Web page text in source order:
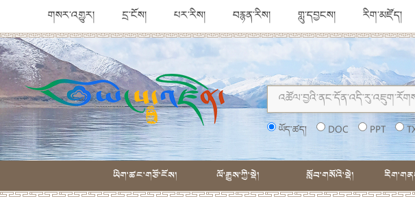
གསར་འགྱུར། དྲ་ངོས། པར་རིས། བརྙན་རིས། གླུ་དབྱངས། རིག་མཛོད།
ཡོད་ཚད། DOC PPT
ཡིག་ཚང་གཙོ་ངོས། ལོ་རྒྱུས་ཀྱི་སྡེ། སློབ་གསོའི་སྡེ།